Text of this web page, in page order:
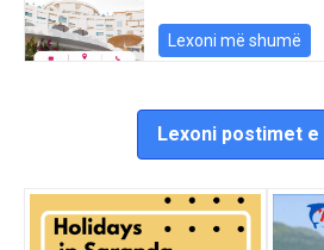
Lexoni më shumë
Lexoni postimet